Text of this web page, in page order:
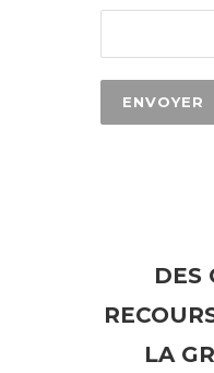
DES
LA